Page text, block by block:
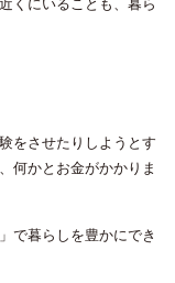
くにいることも、暮ら
をさせたりしようとす
何かとお金がかかりま
で暮らしを豊かにでき